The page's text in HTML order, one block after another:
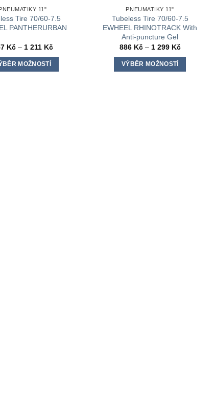
11"
Tire 70/60-7.5
PANTHERURBAN
Kč – 1 211 KčRozpětí
MOŽNOSTÍ
PNEUMATIKY 11"
Tubeless Tire 70/60-7.5
EWHEEL RHINOTRACK With
Anti-puncture Gel
886 Kč – 1 299 KčRozpětí
VÝBĚR MOŽNOSTÍ